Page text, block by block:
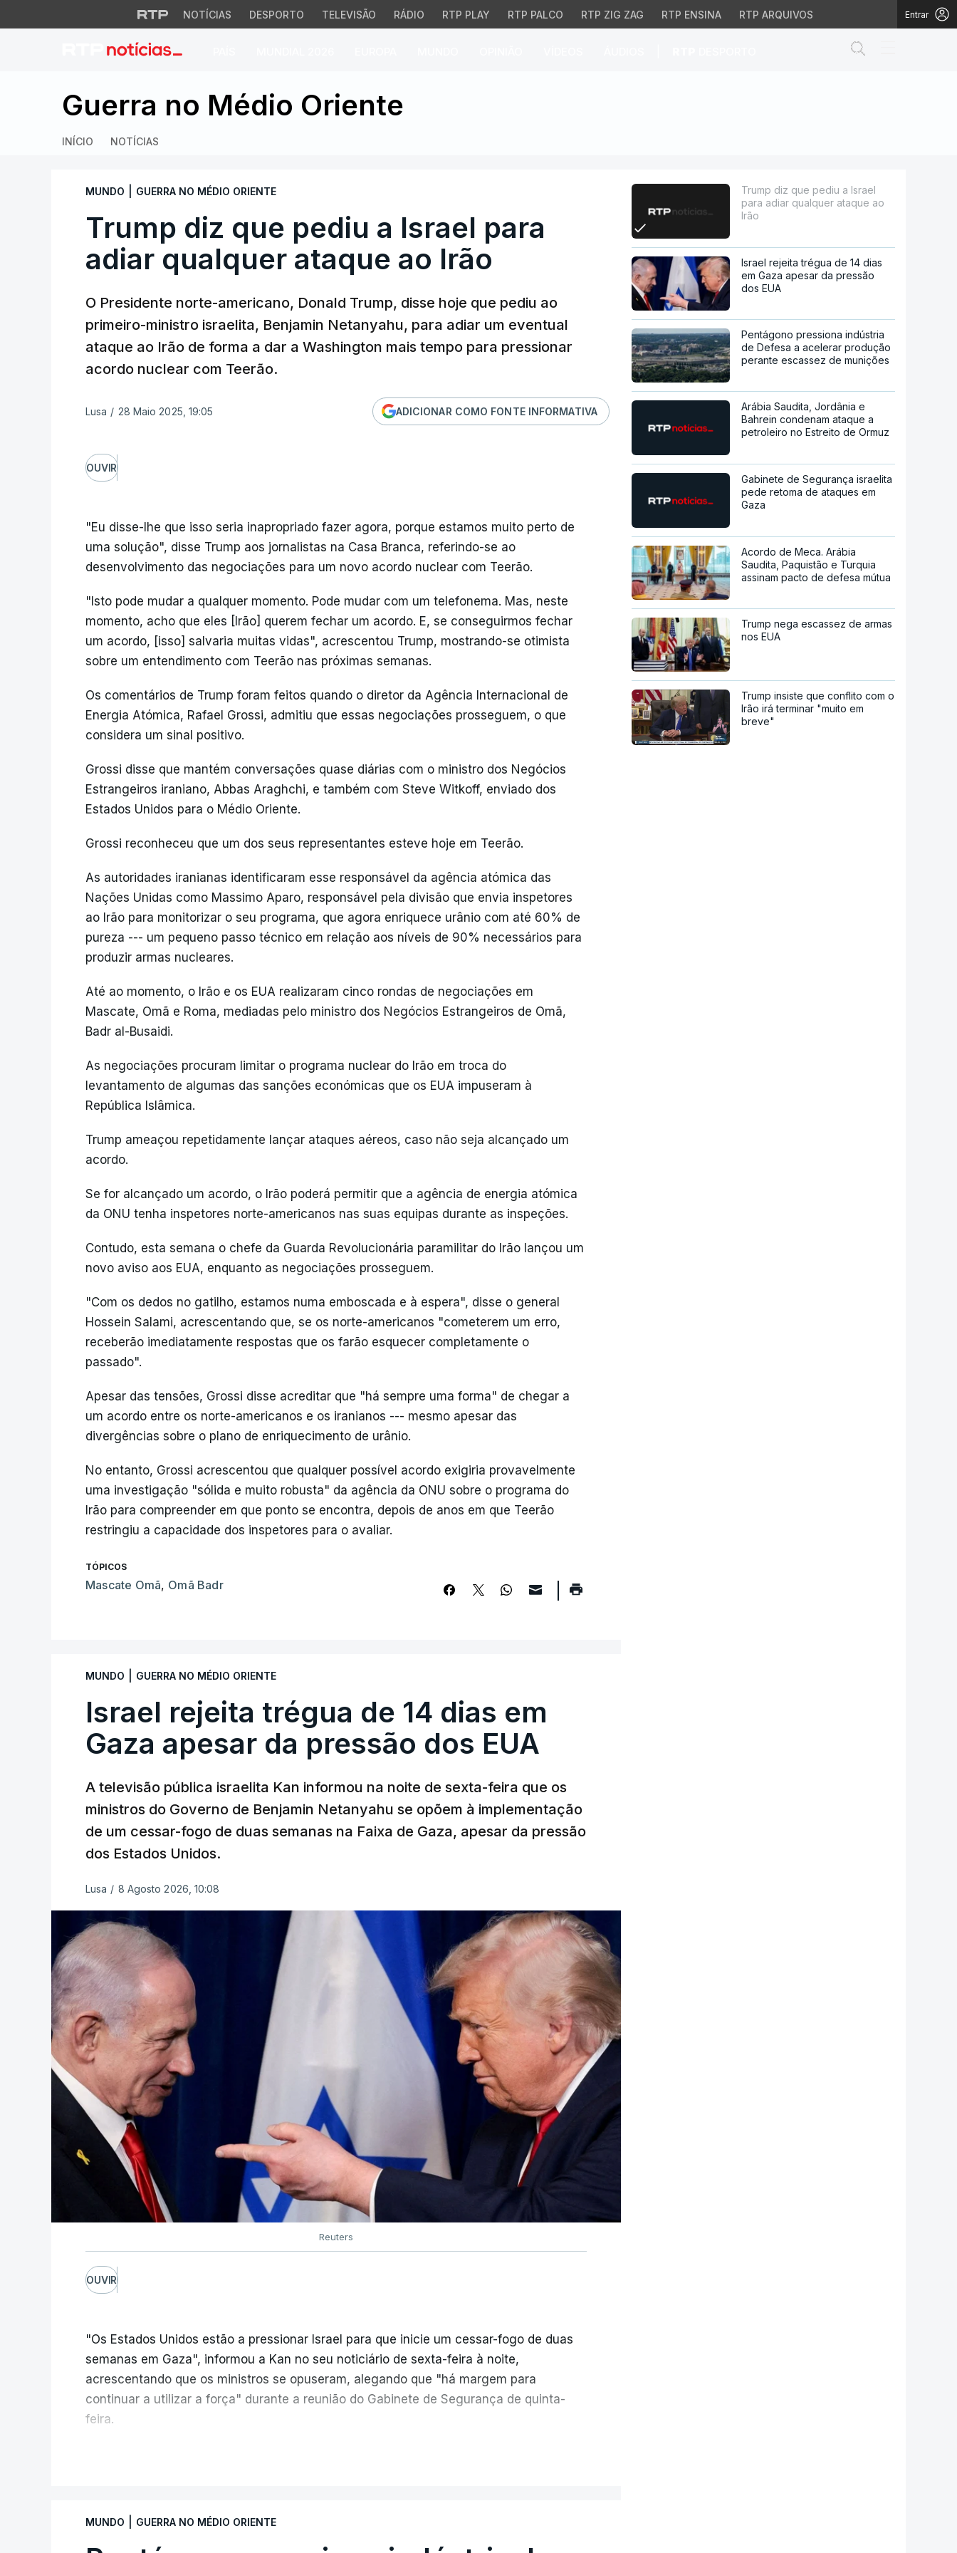
NOTÍCIAS DESPORTO TELEVISÃO RÁDIO RTP PLAY RTP PALCO RTP ZIG ZAG RTP ENSINA RTP ARQUIVOS Entrar
Trump diz que pediu a Israel para adiar qualquer ataque ao Irão
Guerra no Médio Oriente
INÍCIO NOTÍCIAS
MUNDO GUERRA NO MÉDIO ORIENTE
Trump diz que pediu a Israel para
adiar qualquer ataque ao Irão
O Presidente norte-americano, Donald Trump, disse hoje que pediu ao
primeiro-ministro israelita, Benjamin Netanyahu, para adiar um eventual
ataque ao Irão de forma a dar a Washington mais tempo para pressionar
acordo nuclear com Teerão.
Lusa / 28 Maio 2025, 19:05 ADICIONAR COMO FONTE INFORMATIVA
OUVIR
"Eu disse-lhe que isso seria inapropriado fazer agora, porque estamos muito perto de
uma solução", disse Trump aos jornalistas na Casa Branca, referindo-se ao
desenvolvimento das negociações para um novo acordo nuclear com Teerão.
"Isto pode mudar a qualquer momento. Pode mudar com um telefonema. Mas, neste
momento, acho que eles [Irão] querem fechar um acordo. E, se conseguirmos fechar
um acordo, [isso] salvaria muitas vidas", acrescentou Trump, mostrando-se otimista
sobre um entendimento com Teerão nas próximas semanas.
Os comentários de Trump foram feitos quando o diretor da Agência Internacional de
Energia Atómica, Rafael Grossi, admitiu que essas negociações prosseguem, o que
considera um sinal positivo.
Grossi disse que mantém conversações quase diárias com o ministro dos Negócios
Estrangeiros iraniano, Abbas Araghchi, e também com Steve Witkoff, enviado dos
Estados Unidos para o Médio Oriente.
Grossi reconheceu que um dos seus representantes esteve hoje em Teerão.
As autoridades iranianas identificaram esse responsável da agência atómica das
Nações Unidas como Massimo Aparo, responsável pela divisão que envia inspetores
ao Irão para monitorizar o seu programa, que agora enriquece urânio com até 60% de
pureza --- um pequeno passo técnico em relação aos níveis de 90% necessários para
produzir armas nucleares.
Até ao momento, o Irão e os EUA realizaram cinco rondas de negociações em
Mascate, Omã e Roma, mediadas pelo ministro dos Negócios Estrangeiros de Omã,
Badr al-Busaidi.
As negociações procuram limitar o programa nuclear do Irão em troca do
levantamento de algumas das sanções económicas que os EUA impuseram à
República Islâmica.
Trump ameaçou repetidamente lançar ataques aéreos, caso não seja alcançado um
acordo.
Se for alcançado um acordo, o Irão poderá permitir que a agência de energia atómica
da ONU tenha inspetores norte-americanos nas suas equipas durante as inspeções.
Contudo, esta semana o chefe da Guarda Revolucionária paramilitar do Irão lançou um
novo aviso aos EUA, enquanto as negociações prosseguem.
"Com os dedos no gatilho, estamos numa emboscada e à espera", disse o general
Hossein Salami, acrescentando que, se os norte-americanos "cometerem um erro,
receberão imediatamente respostas que os farão esquecer completamente o
passado".
Apesar das tensões, Grossi disse acreditar que "há sempre uma forma" de chegar a
um acordo entre os norte-americanos e os iranianos --- mesmo apesar das
divergências sobre o plano de enriquecimento de urânio.
No entanto, Grossi acrescentou que qualquer possível acordo exigiria provavelmente
uma investigação "sólida e muito robusta" da agência da ONU sobre o programa do
Irão para compreender em que ponto se encontra, depois de anos em que Teerão
restringiu a capacidade dos inspetores para o avaliar.
TÓPICOS
Mascate Omã, Omã Badr
MUNDO GUERRA NO MÉDIO ORIENTE
Israel rejeita trégua de 14 dias em
Gaza apesar da pressão dos EUA
A televisão pública israelita Kan informou na noite de sexta-feira que os
ministros do Governo de Benjamin Netanyahu se opõem à implementação
de um cessar-fogo de duas semanas na Faixa de Gaza, apesar da pressão
dos Estados Unidos.
Lusa / 8 Agosto 2026, 10:08
Reuters
OUVIR
"Os Estados Unidos estão a pressionar Israel para que inicie um cessar-fogo de duas
semanas em Gaza", informou a Kan no seu noticiário de sexta-feira à noite,
acrescentando que os ministros se opuseram, alegando que "há margem para
continuar a utilizar a força" durante a reunião do Gabinete de Segurança de quinta-
feira.
teve acesso às deliberações do Gabinete, recordou na sexta-feira que, após a reunião,
ficou por decidir a autorização formal de Israel para a entrada em Gaza da Força
MUNDO GUERRA NO MÉDIO ORIENTE
Trump diz que pediu a Israel
para adiar qualquer ataque ao
Irão
Israel rejeita trégua de 14 dias
em Gaza apesar da pressão
dos EUA
Pentágono pressiona indústria
de Defesa a acelerar produção
perante escassez de munições
Arábia Saudita, Jordânia e
Bahrein condenam ataque a
petroleiro no Estreito de Ormuz
Gabinete de Segurança israelita
pede retoma de ataques em
Gaza
Acordo de Meca. Arábia
Saudita, Paquistão e Turquia
assinam pacto de defesa mútua
Trump nega escassez de armas
nos EUA
Trump insiste que conflito com o
Irão irá terminar "muito em
breve"